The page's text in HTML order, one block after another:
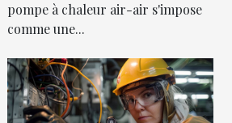
pompe à chaleur air-air s'impose
comme une...